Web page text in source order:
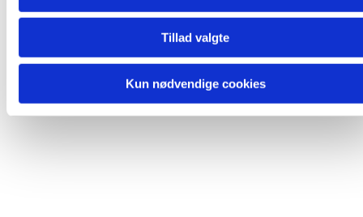
Tillad valgte
Kun nødvendige cookies
johan@strandkirken.dk